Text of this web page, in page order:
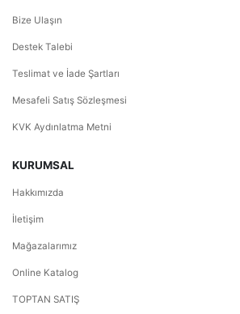
Bize Ulaşın
Destek Talebi
Teslimat ve İade Şartları
Mesafeli Satış Sözleşmesi
KVK Aydınlatma Metni
KURUMSAL
Hakkımızda
İletişim
Mağazalarımız
Online Katalog
TOPTAN SATIŞ